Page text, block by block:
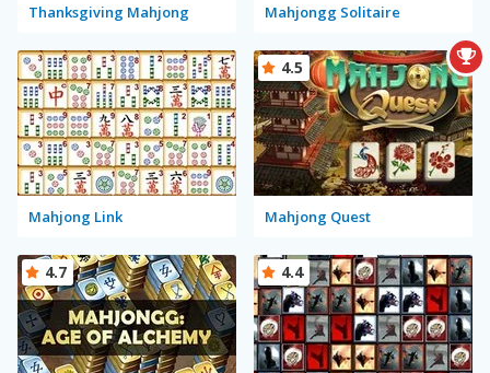
Thanksgiving Mahjong Mahjongg Solitaire
Mahjong Link Mahjong Quest
4.5
4.7 4.4